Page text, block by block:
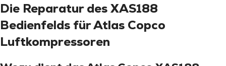
Die Reparatur des XAS188
Bedienfelds für Atlas Copco
Luftkompressoren